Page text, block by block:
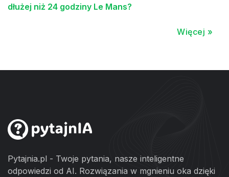
dłużej niż 24 godziny Le Mans?
Więcej »
Pytajnia.pl - Twoje pytania, nasze inteligentne
odpowiedzi od AI. Rozwiązania w mgnieniu oka dzięki